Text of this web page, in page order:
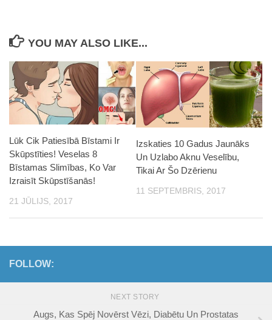
YOU MAY ALSO LIKE...
Lūk Cik Patiesībā Bīstami Ir
Skūpstīties! Veselas 8
Bīstamas Slimības, Ko Var
Izraisīt Skūpstīšanās!
21 JŪLIJS, 2017
Izskaties 10 Gadus Jaunāks
Un Uzlabo Aknu Veselību,
Tikai Ar Šo Dzērienu
11 SEPTEMBRIS, 2017
FOLLOW:
NEXT STORY
Augs, Kas Spēj Novērst Vēzi, Diabētu Un Prostatas